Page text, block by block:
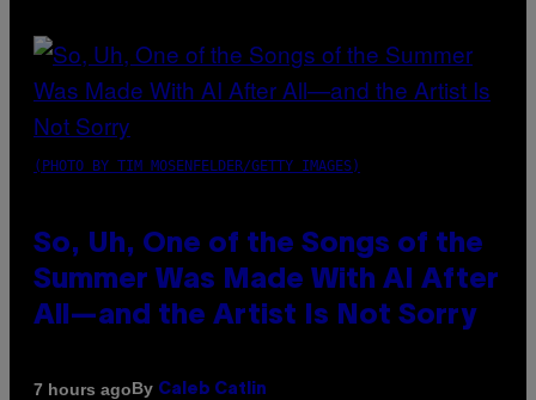
(PHOTO BY TIM MOSENFELDER/GETTY IMAGES)
So, Uh, One of the Songs of the
Summer Was Made With AI After
All—and the Artist Is Not Sorry
7 hours agoBy Caleb Catlin